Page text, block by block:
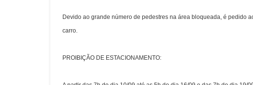
Devido ao grande número de pedestres na área bloqueada, é pedido
carro.
PROIBIÇÃO DE ESTACIONAMENTO: